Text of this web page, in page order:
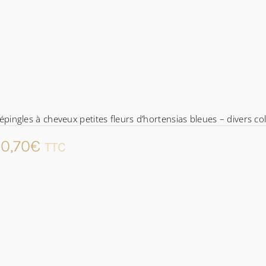
à cheveux petites fleurs d’hortensias bleues – divers
€ TTC